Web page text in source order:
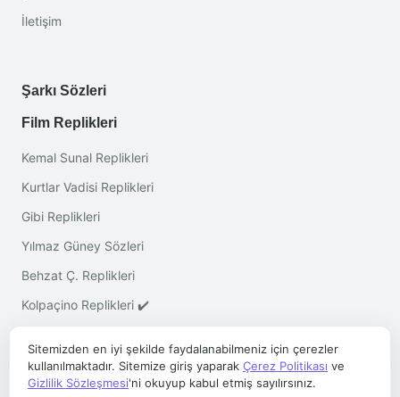
İletişim
Şarkı Sözleri
Film Replikleri
Kemal Sunal Replikleri
Kurtlar Vadisi Replikleri
Gibi Replikleri
Yılmaz Güney Sözleri
Behzat Ç. Replikleri
Kolpaçino Replikleri ✔️
Sitemizden en iyi şekilde faydalanabilmeniz için çerezler
kullanılmaktadır. Sitemize giriş yaparak Çerez Politikası ve
Gizlilik Sözleşmesi'ni okuyup kabul etmiş sayılırsınız.